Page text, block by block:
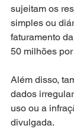
sujeitam os
simples ou
faturamento
50 milhões
Além disso,
dados
uso ou a
divulgada.